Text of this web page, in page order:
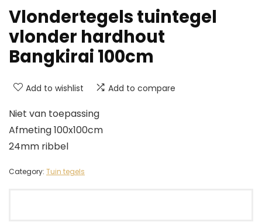
Vlondertegels tuintegel
vlonder hardhout
Bangkirai 100cm
Add to wishlist Add to compare
Niet van toepassing
Afmeting 100x100cm
24mm ribbel
Category: Tuin tegels